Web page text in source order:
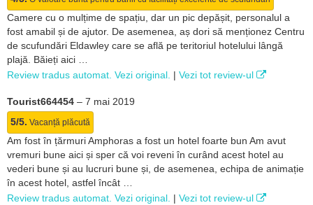
Camere cu o mulțime de spațiu, dar un pic depășit, personalul a
fost amabil și de ajutor. De asemenea, aș dori să menționez Centru
de scufundări Eldawley care se află pe teritoriul hotelului lângă
plajă. Băieți aici …
Review tradus automat. Vezi original. | Vezi tot review-ul
Tourist664454 – 7 mai 2019
5/5. Vacanță plăcută
Am fost în țărmuri Amphoras a fost un hotel foarte bun Am avut
vremuri bune aici și sper că voi reveni în curând acest hotel au
vederi bune și au lucruri bune și, de asemenea, echipa de animație
în acest hotel, astfel încât …
Review tradus automat. Vezi original. | Vezi tot review-ul